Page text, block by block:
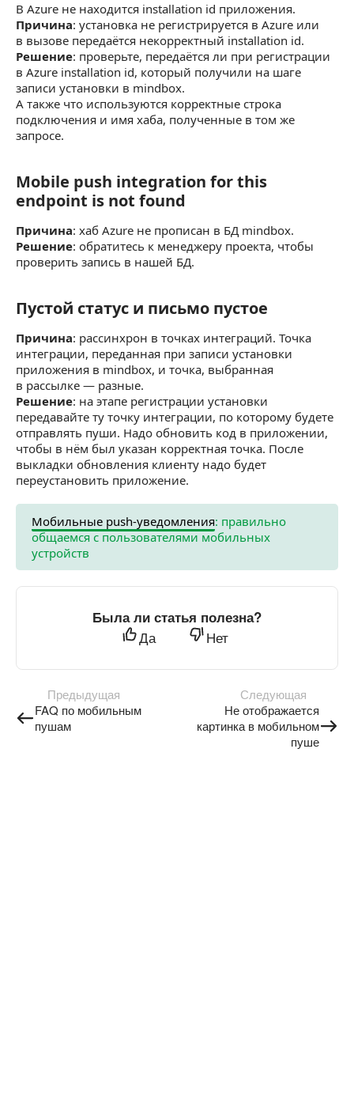
В Azure не находится installation id приложения.
Причина: установка не регистрируется в Azure или
в вызове передаётся некорректный installation id.
Решение: проверьте, передаётся ли при регистрации
в Azure installation id, который получили на шаге
записи установки в mindbox.
А также что используются корректные строка
подключения и имя хаба, полученные в том же
запросе.
Mobile push integration for this endpoint is not
Mobile push integration for this
endpoint is not found
Причина: хаб Azure не прописан в БД mindbox.
Решение: обратитесь к менеджеру проекта, чтобы
проверить запись в нашей БД.
Пустой статус и письмо пустое
Пустой статус и письмо пустое
Причина: рассинхрон в точках интеграций. Точка
интеграции, переданная при записи установки
приложения в mindbox, и точка, выбранная
в рассылке — разные.
Решение: на этапе регистрации установки
передавайте ту точку интеграции, по которому будете
отправлять пуши. Надо обновить код в приложении,
чтобы в нём был указан корректная точка. После
выкладки обновления клиенту надо будет
переустановить приложение.
Мобильные push-уведомления: правильно
общаемся с пользователями мобильных
устройств
Была ли статья полезна?
Да Нет
Предыдущая
FAQ по мобильным
пушам
Следующая
Не отображается
картинка в мобильном
пуше